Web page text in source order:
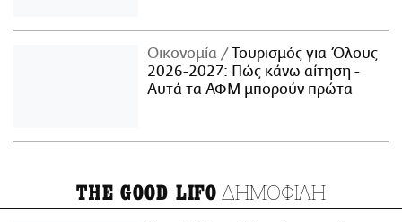
Οικονομία
Τουρισμός για Όλους
2026-2027: Πώς κάνω αίτηση -
Αυτά τα ΑΦΜ μπορούν πρώτα
THE GOOD LIFO ΔΗΜΟΦΙΛΗ